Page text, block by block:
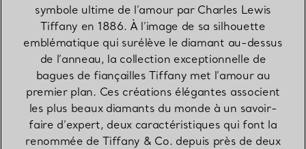
symbole ultime de l’amour par Charles Lewis
Tiffany en 1886. À l’image de sa silhouette
emblématique qui surélève le diamant au-dessus
de l’anneau, la collection exceptionnelle de
bagues de fiançailles Tiffany met l’amour au
premier plan. Ces créations élégantes associent
les plus beaux diamants du monde à un savoir-
faire d’expert, deux caractéristiques qui font la
renommée de Tiffany & Co. depuis près de deux